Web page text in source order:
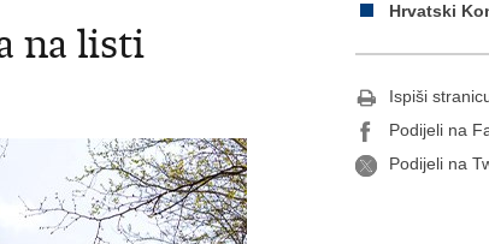
na listi
Hrvatski
Ispiši
Podijeli na
Podijeli na